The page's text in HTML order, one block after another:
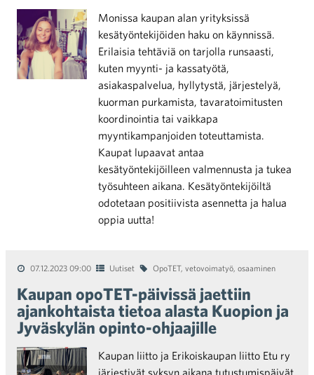
Monissa kaupan alan yrityksissä
kesätyöntekijöiden haku on käynnissä.
Erilaisia tehtäviä on tarjolla runsaasti,
kuten myynti- ja kassatyötä,
asiakaspalvelua, hyllytystä, järjestelyä,
kuorman purkamista, tavaratoimitusten
koordinointia tai vaikkapa
myyntikampanjoiden toteuttamista.
Kaupat lupaavat antaa
kesätyöntekijöilleen valmennusta ja tukea
työsuhteen aikana. Kesätyöntekijöiltä
odotetaan positiivista asennetta ja halua
oppia uutta!
07.12.2023 09:00 Uutiset OpoTET, vetovoimatyö, osaaminen
Kaupan opoTET-päivissä jaettiin
ajankohtaista tietoa alasta Kuopion ja
Jyväskylän opinto-ohjaajille
Kaupan liitto ja Erikoiskaupan liitto Etu ry
järjestivät syksyn aikana tutustumispäivät